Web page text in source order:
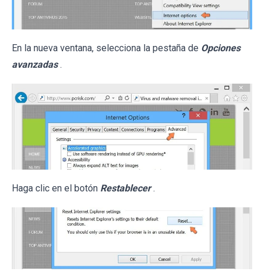
En la nueva ventana, selecciona la pestaña de Opciones
avanzadas .
Haga clic en el botón Restablecer .